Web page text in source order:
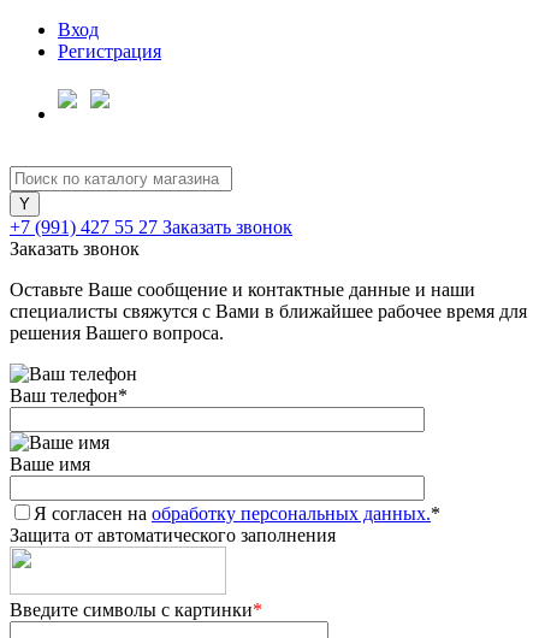
Вход
Регистрация
+7 (991) 427 55 27 Заказать звонок
Заказать звонок
Оставьте Ваше сообщение и контактные данные и наши
специалисты свяжутся с Вами в ближайшее рабочее время для
решения Вашего вопроса.
Ваш телефон*
Ваше имя
Я согласен на обработку персональных данных.*
Защита от автоматического заполнения
Введите символы с картинки*